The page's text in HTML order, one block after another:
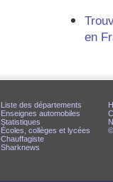
en
Liste des départements
Enseignes automobiles
Statistiques
Écoles, collèges et lycées
Chauffagiste
Sharknews